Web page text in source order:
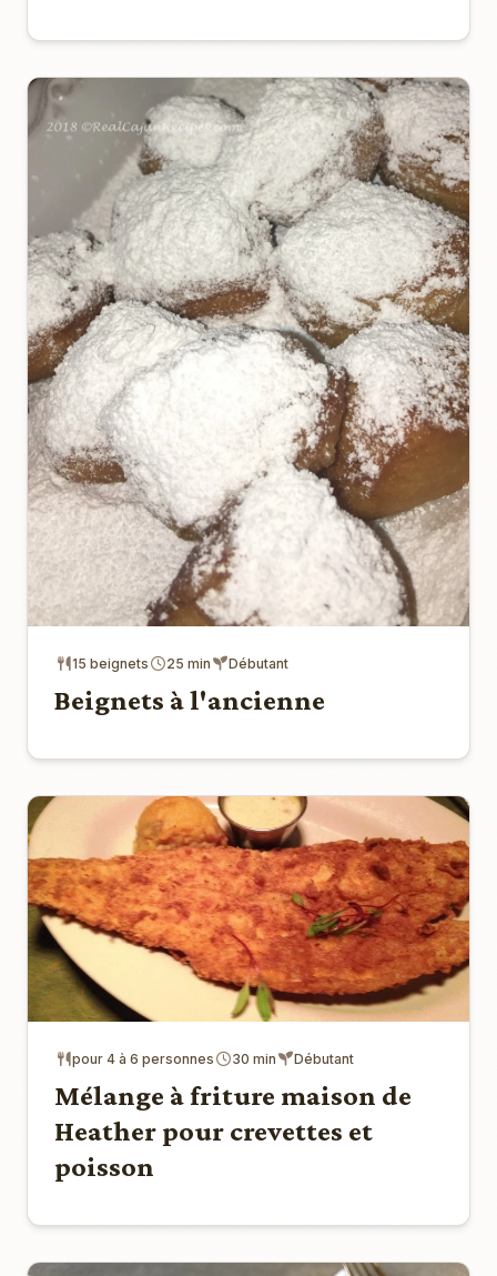
15 beignets 25 min Débutant
Beignets à l'ancienne
pour 4 à 6 personnes 30 min Débutant
Mélange à friture maison de
Heather pour crevettes et
poisson